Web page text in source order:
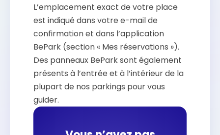
L’emplacement exact de votre place
est indiqué dans votre e-mail de
confirmation et dans l’application
BePark (section « Mes réservations »).
Des panneaux BePark sont également
présents à l’entrée et à l’intérieur de la
plupart de nos parkings pour vous
guider.